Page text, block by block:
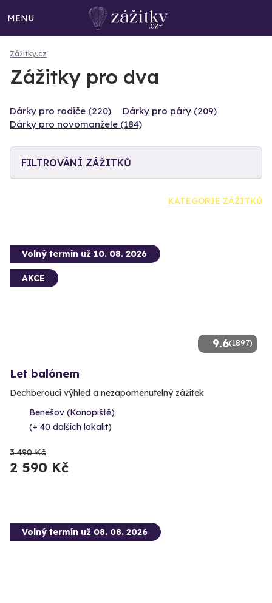
MENU
Zážitky.cz
Zážitky pro dva
Dárky pro rodiče (220)
Dárky pro páry (209)
Dárky pro novomanžele (184)
FILTROVÁNÍ ZÁŽITKŮ
KATEGORIE ZÁŽITKŮ
9.6(1897)
Volný termín už 10. 08. 2026
AKCE
Let balónem
Dechberoucí výhled a nezapomenutelný zážitek
Benešov (Konopiště)
(+ 40 dalších lokalit)
3 490 Kč
2 590 Kč
Volný termín už 08. 08. 2026